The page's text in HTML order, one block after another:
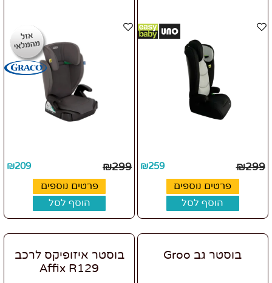
₪299
₪259
פרטים נוספים
הוסף לסל
₪299
₪209
פרטים נוספים
הוסף לסל
בוסטר גב Groo
בוסטר איזופיקס לרכב
Affix R129